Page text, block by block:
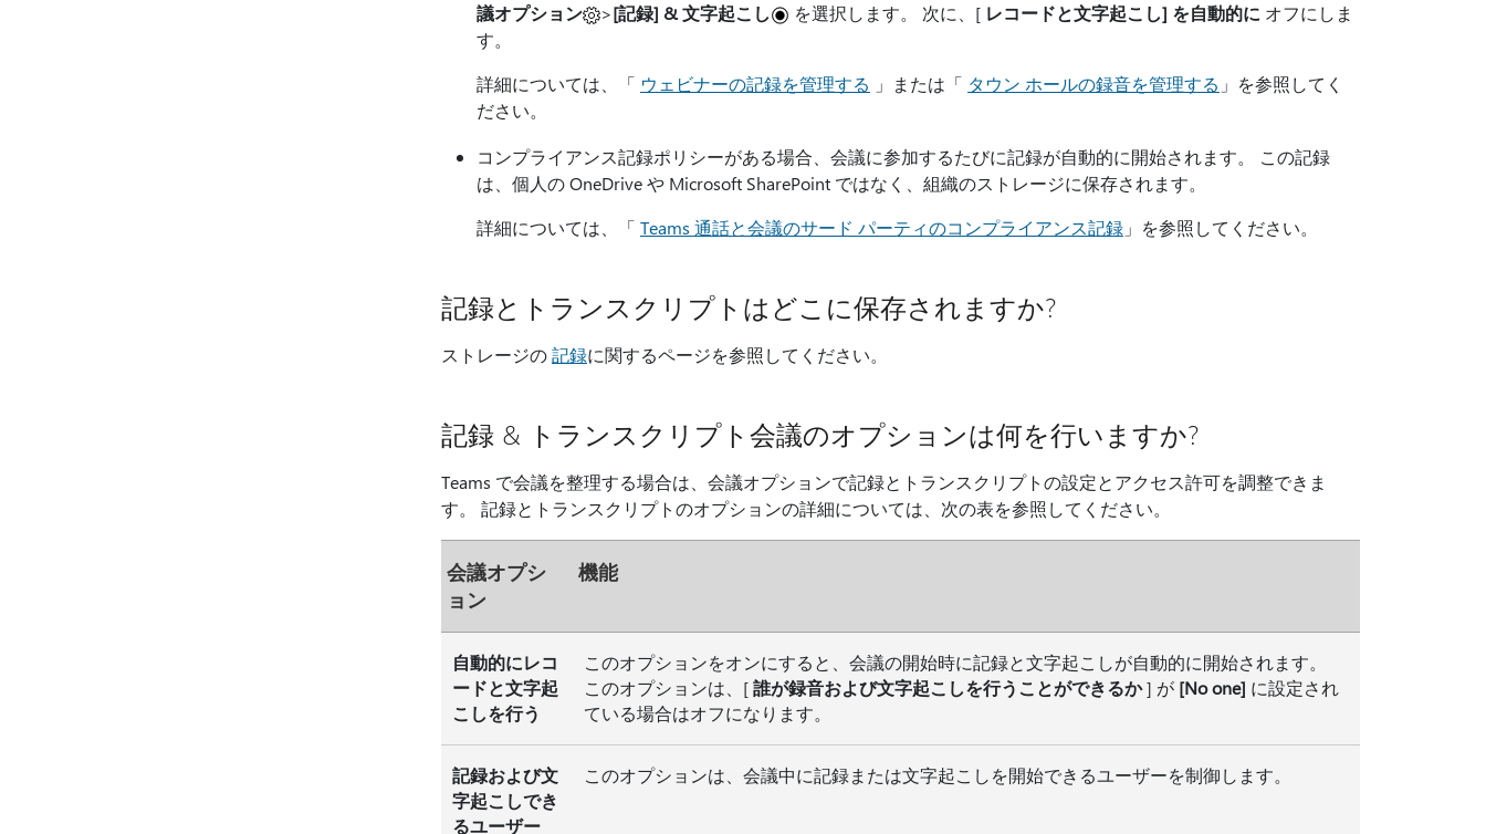
議オプション
>[記録] & 文字起こし を選択します。 次に、[ レコードと文字起こし] を自動的に オフにしま
す。
詳細については、「 ウェビナーの記録を管理する 」または「 タウン ホールの録音を管理する 」を参照してく
ださい。
コンプライアンス記録ポリシーがある場合、会議に参加するたびに記録が自動的に開始されます。 この記録
は、個人の OneDrive や Microsoft SharePoint ではなく、組織のストレージに保存されます。
詳細については、「 Teams 通話と会議のサード パーティのコンプライアンス記録 」を参照してください。
記録とトランスクリプトはどこに保存されますか?
ストレージの記録に関するページを参照してください。
記録 & トランスクリプト会議のオプションは何を行いますか?
Teams で会議を整理する場合は、会議オプションで記録とトランスクリプトの設定とアクセス許可を調整できま
す。 記録とトランスクリプトのオプションの詳細については、次の表を参照してください。
会議オプシ
ョン
機能
自動的にレコ
ードと文字起
こしを行う
このオプションをオンにすると、会議の開始時に記録と文字起こしが自動的に開始されます。
このオプションは、[誰が録音および文字起こしを行うことができるか] が [No one] に設定され
ている場合はオフになります。
記録および文
字起こしでき
るユーザー
このオプションは、会議中に記録または文字起こしを開始できるユーザーを制御します。